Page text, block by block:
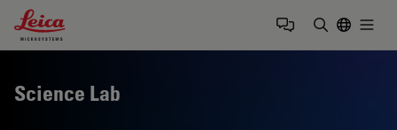
Leica Microsystems Logo
Science Lab